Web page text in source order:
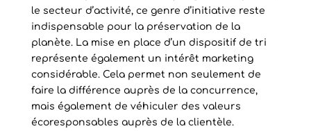
le secteur d’activité, ce genre d’initiative reste
indispensable pour la préservation de la
planète. La mise en place d’un dispositif de tri
représente également un intérêt marketing
considérable. Cela permet non seulement de
faire la différence auprès de la concurrence,
mais également de véhiculer des valeurs
écoresponsables auprès de la clientèle.